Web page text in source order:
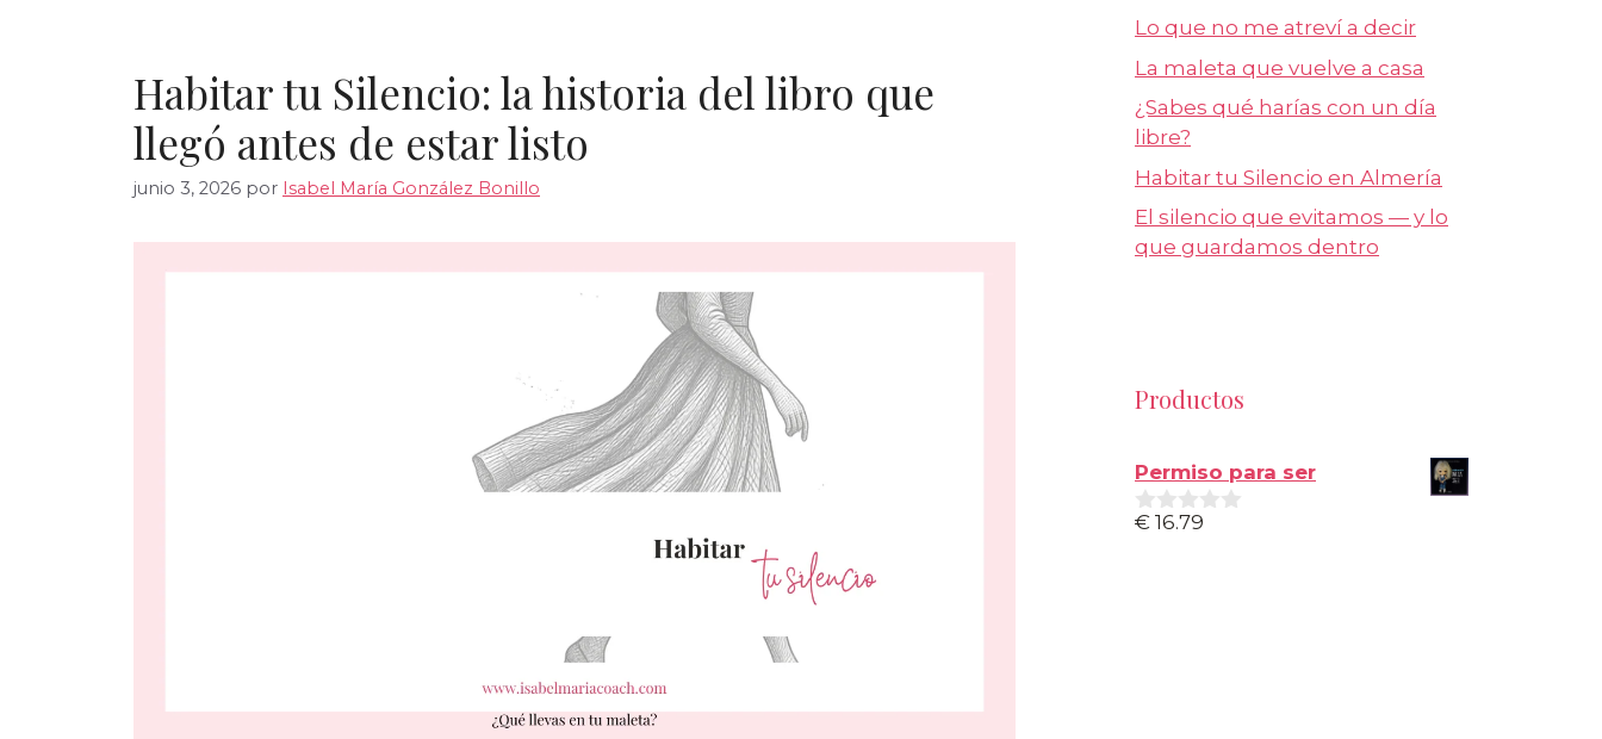
Habitar tu Silencio: la historia del libro que
llegó antes de estar listo
junio 3, 2026 por Isabel María González Bonillo
Lo que no me atreví a decir
La maleta que vuelve a casa
¿Sabes qué harías con un día
libre?
Habitar tu Silencio en Almería
El silencio que evitamos — y lo
que guardamos dentro
Productos
Permiso para ser
0
€ 16.79